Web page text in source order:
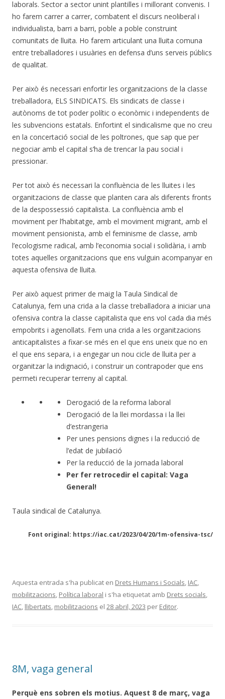
laborals. Sector a sector unint plantilles i millorant convenis. I
ho farem carrer a carrer, combatent el discurs neoliberal i
individualista, barri a barri, poble a poble construint
comunitats de lluita. Ho farem articulant una lluita comuna
entre treballadores i usuàries en defensa d’uns serveis públics
de qualitat.
Per això és necessari enfortir les organitzacions de la classe
treballadora, ELS SINDICATS. Els sindicats de classe i
autònoms de tot poder polític o econòmic i independents de
les subvencions estatals. Enfortint el sindicalisme que no creu
en la concertació social de les poltrones, que sap que per
negociar amb el capital s’ha de trencar la pau social i
pressionar.
Per tot això és necessari la confluència de les lluites i les
organitzacions de classe que planten cara als diferents fronts
de la despossessió capitalista. La confluència amb el
moviment per l’habitatge, amb el moviment migrant, amb el
moviment pensionista, amb el feminisme de classe, amb
l’ecologisme radical, amb l’economia social i solidària, i amb
totes aquelles organitzacions que ens vulguin acompanyar en
aquesta ofensiva de lluita.
Per això aquest primer de maig la Taula Sindical de
Catalunya, fem una crida a la classe treballadora a iniciar una
ofensiva contra la classe capitalista que ens vol cada dia més
empobrits i agenollats. Fem una crida a les organitzacions
anticapitalistes a fixar-se més en el que ens uneix que no en
el que ens separa, i a engegar un nou cicle de lluita per a
organitzar la indignació, i construir un contrapoder que ens
permeti recuperar terreny al capital.
Derogació de la reforma laboral
Derogació de la llei mordassa i la llei
d’estrangeria
Per unes pensions dignes i la reducció de
l’edat de jubilació
Per la reducció de la jornada laboral
Per fer retrocedir el capital: Vaga
General!
Taula sindical de Catalunya.
Font original: https://iac.cat/2023/04/20/1m-ofensiva-tsc/
Aquesta entrada s'ha publicat en Drets Humans i Socials IAC
mobilitzacions Política laboral i s'ha etiquetat amb Drets socials
IAC llibertats mobilitzacions el 28 abril, 2023 per Editor.
8M, vaga general
Perquè ens sobren els motius. Aquest 8 de març, vaga